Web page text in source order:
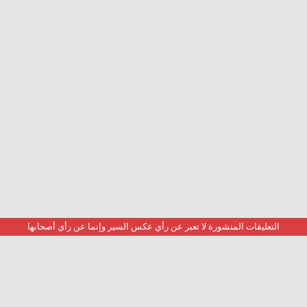
التعليقات المنشورة لا تعبر عن رأي عكس السير وإنما عن رأي أصحابها